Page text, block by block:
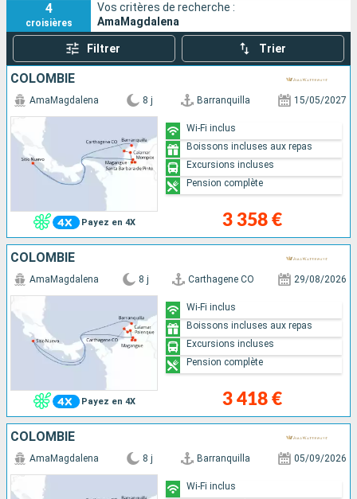
4
croisières
Vos critères de recherche :
AmaMagdalena
Filtrer Trier
COLOMBIE
Payez en 4X
AmaMagdalena 8 j Barranquilla 15/05/2027
3 358 €
Wi-Fi inclus
Boissons incluses aux repas
Excursions incluses
Pension complète
COLOMBIE
Payez en 4X
AmaMagdalena 8 j Carthagene CO 29/08/2026
3 418 €
Wi-Fi inclus
Boissons incluses aux repas
Excursions incluses
Pension complète
COLOMBIE
AmaMagdalena 8 j Barranquilla 05/09/2026
Wi-Fi inclus